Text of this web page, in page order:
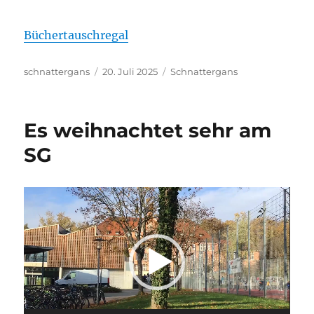
Büchertauschregal
Autor
schnattergans
Veröffentlicht
20. Juli 2025 Kategorien
Schnattergans
Es weihnachtet sehr am
SG
Video-
Player